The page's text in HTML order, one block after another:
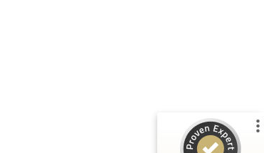
Bewertungen auf ProvenExpert.com